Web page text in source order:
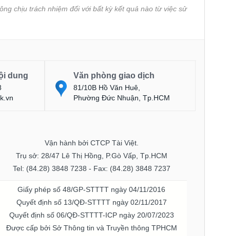
chịu trách nhiệm đối với bất kỳ kết quả nào từ việc sử
dung Văn phòng giao dịch
81/10B Hồ Văn Huê,
Phường Đức Nhuận, Tp.HCM
Vận hành bởi CTCP Tài Việt.
Trụ sở: 28/47 Lê Thị Hồng, P.Gò Vấp, Tp.HCM
Tel: (84.28) 3848 7238 - Fax: (84.28) 3848 7237
Giấy phép số 48/GP-STTTT ngày 04/11/2016
Quyết định số 13/QĐ-STTTT ngày 02/11/2017
Quyết định số 06/QĐ-STTTT-ICP ngày 20/07/2023
Được cấp bởi Sở Thông tin và Truyền thông TPHCM